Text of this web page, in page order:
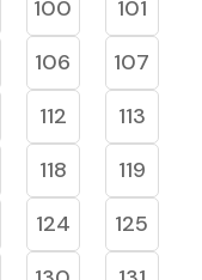
100
101
106
107
112
113
118
119
124
125